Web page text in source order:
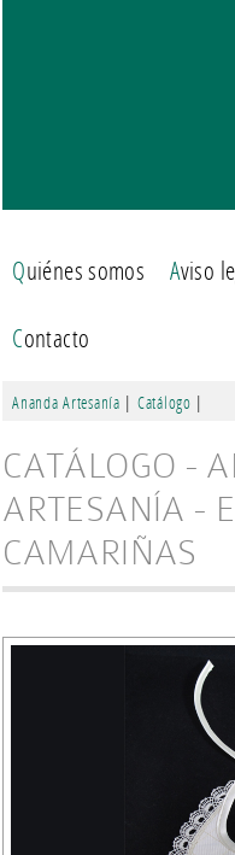
Quiénes somos Aviso
Contacto
Ananda Artesanía Catálogo
CATÁLOGO - ANANDA
ARTESANÍA -
CAMARIÑAS